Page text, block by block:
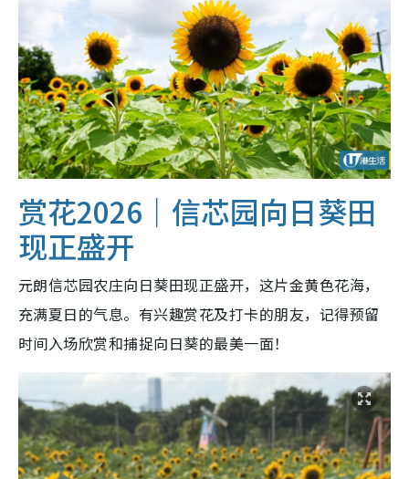
赏花2026｜信芯园向日葵田
现正盛开
元朗信芯园农庄向日葵田现正盛开，这片金黄色花海，
充满夏日的气息。有兴趣赏花及打卡的朋友，记得预留
时间入场欣赏和捕捉向日葵的最美一面！